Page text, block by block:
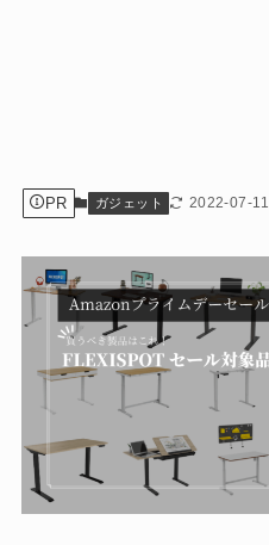
PR ガジェット 2022-07-11